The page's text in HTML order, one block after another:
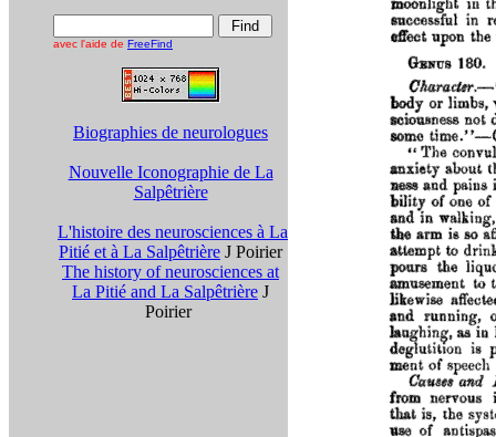
avec l'aide de FreeFind
Biographies de neurologues
Nouvelle Iconographie de La
Salpêtrière
L'histoire des neurosciences à La
Pitié et à La Salpêtrière J Poirier
The history of neurosciences at
La Pitié and La Salpêtrière J
Poirier